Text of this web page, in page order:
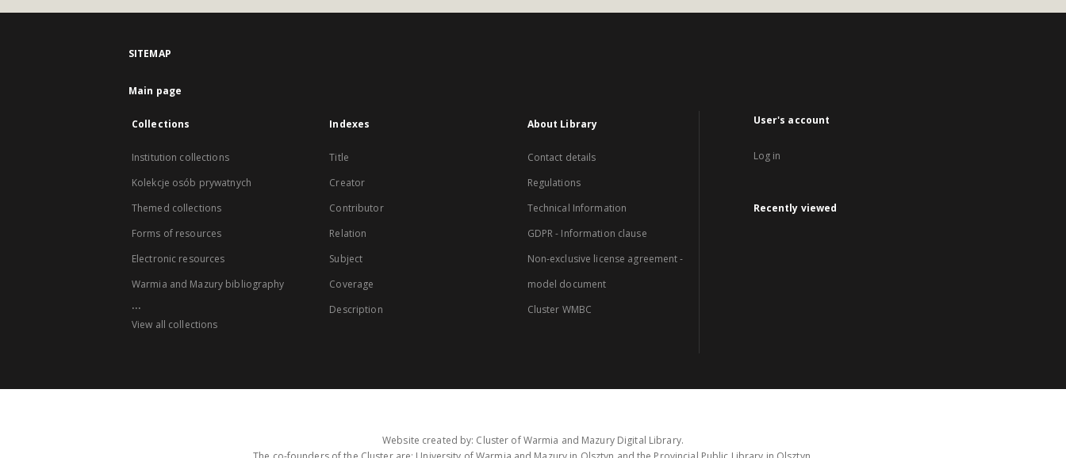
SITEMAP
Main page
Collections
Institution collections
Kolekcje osób prywatnych
Themed collections
Forms of resources
Electronic resources
Warmia and Mazury bibliography
...
View all collections
Indexes
Title
Creator
Contributor
Relation
Subject
Coverage
Description
About Library
Contact details
Regulations
Technical Information
GDPR - Information clause
Non-exclusive license agreement -
model document
Cluster WMBC
User's account
Log in
Recently viewed
Website created by: Cluster of Warmia and Mazury Digital Library.